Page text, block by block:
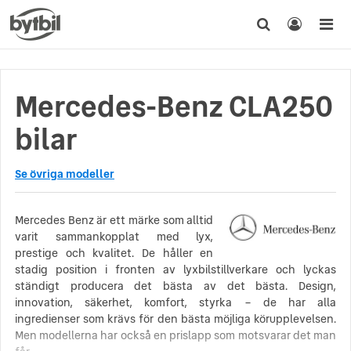
Mercedes-Benz CLA250
bilar
Se övriga modeller
Mercedes Benz är ett märke som alltid
varit sammankopplat med lyx,
prestige och kvalitet. De håller en
stadig position i fronten av lyxbilstillverkare och lyckas
ständigt producera det bästa av det bästa. Design,
innovation, säkerhet, komfort, styrka – de har alla
ingredienser som krävs för den bästa möjliga körupplevelsen.
Men modellerna har också en prislapp som motsvarar det man